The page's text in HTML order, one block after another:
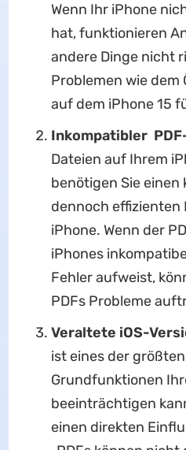
Wenn Ihr iPhone
hat, funktionieren
andere Dinge nicht
Problemen wie dem
auf dem iPhone 15
Inkompatibler
Dateien auf Ihrem
benötigen Sie
dennoch effizienten
iPhone. Wenn der
iPhones
Fehler aufweist,
PDFs Probleme
Veraltete iOS-
ist eines der
Grundfunktionen
beeinträchtigen
einen direkten